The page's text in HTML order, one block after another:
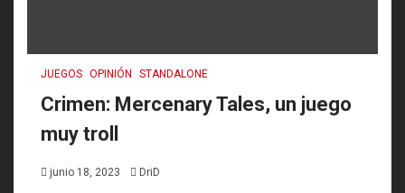
JUEGOS OPINIÓN STANDALONE
Crimen: Mercenary Tales, un juego
muy troll
junio 18, 2023 DriD